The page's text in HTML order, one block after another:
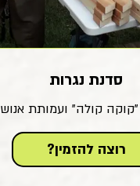
סדנת נגרות
קולה" ועמותת אנוש
?רוצה להזמין